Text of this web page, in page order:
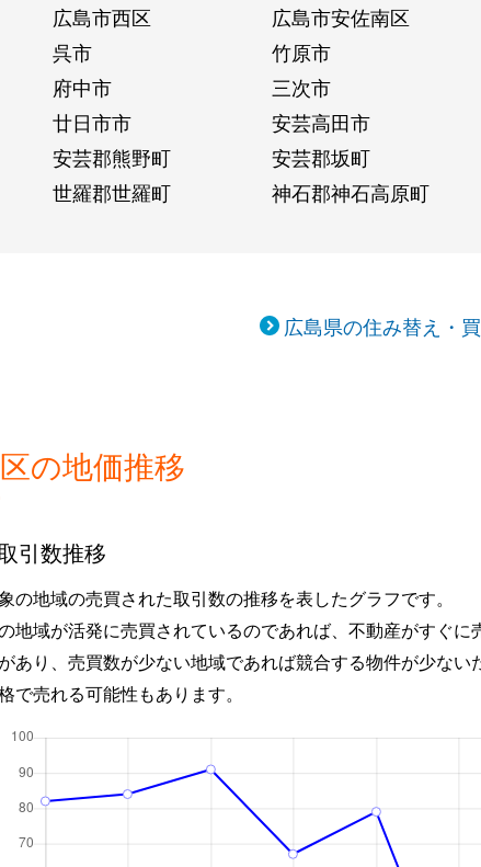
広島市西区
広島市安佐南区
呉市
竹原市
府中市
三次市
廿日市市
安芸高田市
安芸郡熊野町
安芸郡坂町
世羅郡世羅町 神石郡神石高原町
広島県の住み替え・
の地価推移
引数推移
の地域の売買された取引数の推移を表したグラフです。
地域が活発に売買されているのであれば、不動産がすぐに
あり、売買数が少ない地域であれば競合する物件が少ない
で売れる可能性もあります。